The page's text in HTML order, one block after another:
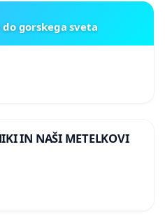
gorskega sveta
IN NAŠI METELKOVI